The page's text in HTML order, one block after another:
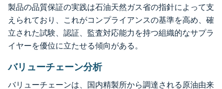
製品の品質保証の実践は石油天然ガス省の指針によって支
えられており、これがコンプライアンスの基準を高め、確
立された試験、認証、監査対応能力を持つ組織的なサプラ
イヤーを優位に立たせる傾向がある。
バリューチェーン分析
バリューチェーンは、国内精製所から調達される原油由来